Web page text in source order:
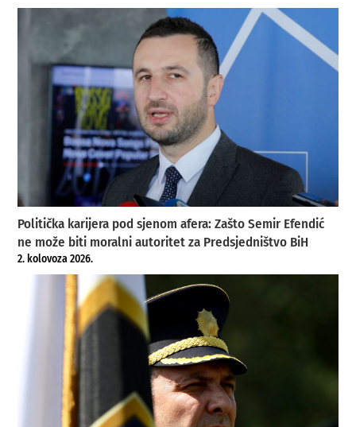
Politička karijera pod sjenom afera: Zašto Semir Efendić
ne može biti moralni autoritet za Predsjedništvo BiH
2. kolovoza 2026.